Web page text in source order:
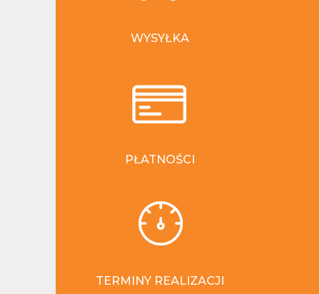
WYSYŁKA
PŁATNOŚCI
TERMINY REALIZACJI